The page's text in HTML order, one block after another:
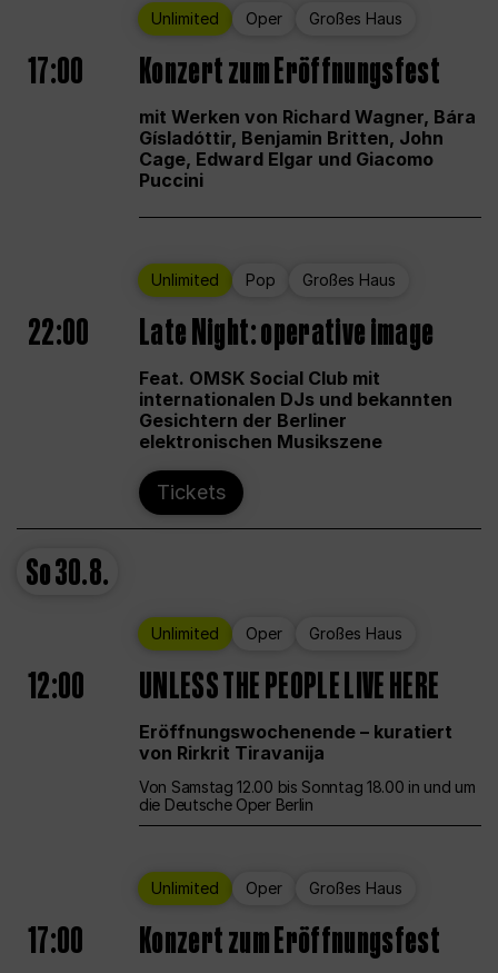
Unlimited Oper Großes Haus
17:00 Konzert zum Eröffnungsfest
mit Werken von Richard Wagner, Bára
Gísladóttir, Benjamin Britten, John
Cage, Edward Elgar und Giacomo
Puccini
Unlimited Pop Großes Haus
22:00 Late Night: operative image
Feat. OMSK Social Club mit
internationalen DJs und bekannten
Gesichtern der Berliner
elektronischen Musikszene
Tickets
So30.8.
Unlimited Oper Großes Haus
12:00 UNLESS THE PEOPLE LIVE HERE
Eröffnungswochenende – kuratiert
von Rirkrit Tiravanija
Von Samstag 12.00 bis Sonntag 18.00 in und um
die Deutsche Oper Berlin
Unlimited Oper Großes Haus
17:00 Konzert zum Eröffnungsfest